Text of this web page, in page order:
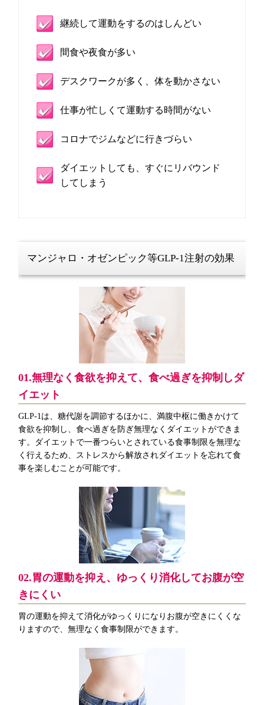
継続して運動をするのはしんどい
間食や夜食が多い
デスクワークが多く、体を動かさない
仕事が忙しくて運動する時間がない
コロナでジムなどに行きづらい
ダイエットしても、すぐにリバウンド
してしまう
マンジャロ・オゼンピック等GLP-1注射の効果
01.無理なく食欲を抑えて、食べ過ぎを抑制しダ
イエット
GLP-1は、糖代謝を調節するほかに、満腹中枢に働きかけて
食欲を抑制し、食べ過ぎを防ぎ無理なくダイエットができま
す。ダイエットで一番つらいとされている食事制限を無理な
く行えるため、ストレスから解放されダイエットを忘れて食
事を楽しむことが可能です。
02.胃の運動を抑え、ゆっくり消化してお腹が空
きにくい
胃の運動を抑えて消化がゆっくりになりお腹が空きにくくな
りますので、無理なく食事制限ができます。